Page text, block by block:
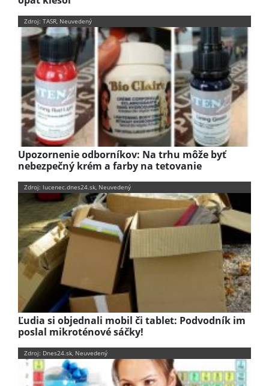
Zdroj: TASR, Neuvedený
Upozornenie odborníkov: Na trhu môže byť
nebezpečný krém a farby na tetovanie
Zdroj: lucenec.dnes24.sk, Neuvedený
Ľudia si objednali mobil či tablet: Podvodník im
poslal mikroténové sáčky!
Zdroj: Dnes24.sk, Neuvedený